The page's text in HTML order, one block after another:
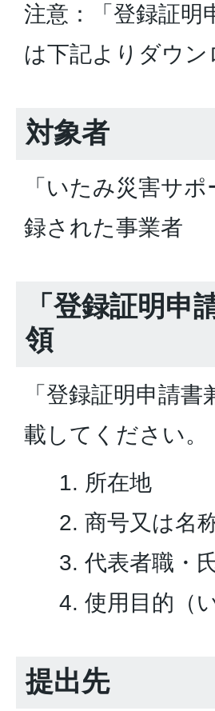
注意：「登録証明
は下記よりダウ
対象者
「いたみ災害サ
録された事業者
「登録証明申
領
「登録証明申請
載してください。
所在地
商号又は名
代表者職・
使用目的（
提出先